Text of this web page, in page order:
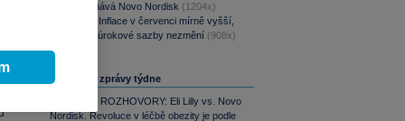
Lilly překonává Novo Nordisk (1204x)
Rozbřesk: Inflace v červenci mírně vyšší,
ČNB dnes úrokové sazby nezmění (908x)
Nejčtenější zprávy týdne
PODCAST ROZHOVORY: Eli Lilly vs. Novo
Nordisk. Revoluce v léčbě obezity je podle